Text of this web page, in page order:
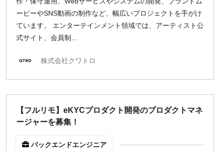
ービーやSNS動画の制作など、幅広いプロジェクトを手がけ
ています。 エンターテインメント領域では、アーティスト公
式サイト、会員制...
株式会社クワトロ
【フルリモ】eKYCプロダクト開発のプロダクトマネ
ージャーを募集！
バックエンドエンジニア